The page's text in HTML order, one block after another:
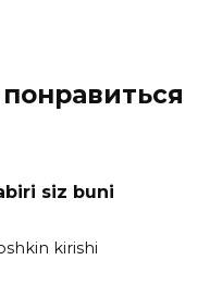
siz buni
kirishi